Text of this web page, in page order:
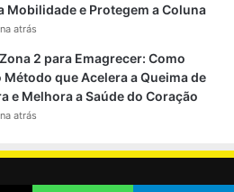
de quatro pilares:
muscular.
Mobilidade e Protegem a Coluna
atrás
2 para Emagrecer: Como
Método que Acelera a Queima de
e Melhora a Saúde do Coração
atrás